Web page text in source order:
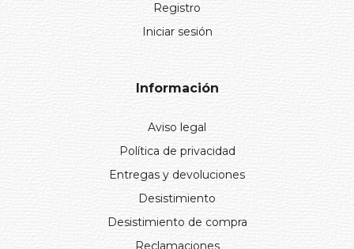
Registro
Iniciar sesión
Información
Aviso legal
Política de privacidad
Entregas y devoluciones
Desistimiento
Desistimiento de compra
Reclamaciones